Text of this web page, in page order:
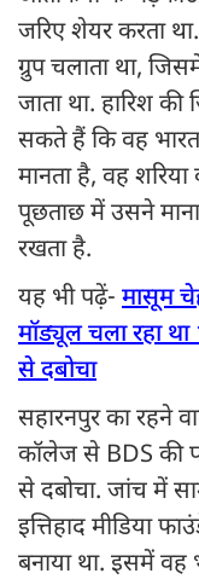
जरिए शेयर करता
ग्रुप चलाता था,
जाता था. हारिश
सकते हैं कि वह
मानता है, वह
पूछताछ में उसने
रखता है.
यह भी पढ़ें- मासूम
मॉड्यूल चला रहा था
से दबोचा
सहारनपुर का रहने
कॉलेज से BDS की
से दबोचा. जांच में
इत्तिहाद मीडिया
बनाया था. इसमें वह